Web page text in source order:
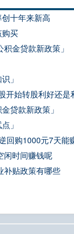
十年来新高
买
金贷款新政策」
」
始转股利好还是
贷款新政策」
」
回购1000元7天能
闲时间赚钱呢
补贴政策有哪些